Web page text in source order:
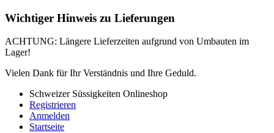
Wichtiger Hinweis zu Lieferungen
ACHTUNG: Längere Lieferzeiten aufgrund von Umbauten im
Lager!
Vielen Dank für Ihr Verständnis und Ihre Geduld.
Schweizer Süssigkeiten Onlineshop
Registrieren
Anmelden
Startseite